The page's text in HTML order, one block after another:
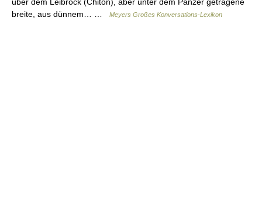
über dem Leibrock (Chiton), aber unter dem Panzer getragene
breite, aus dünnem… …
Meyers Großes Konversations-Lexikon